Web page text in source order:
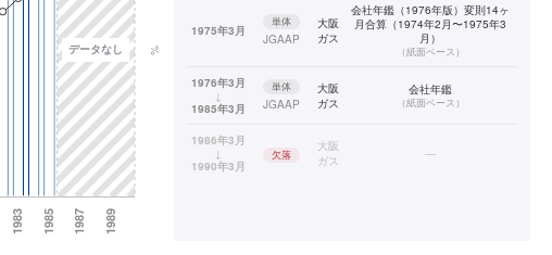
1975年3月
単体
JGAAP
大阪
ガス
会社年鑑（1976年版）変則14ヶ
月合算（1974年2月〜1975年3
月）
（紙面ベース ）
1976年3月
↓
1985年3月
単体
JGAAP
大阪
ガス
会社年鑑
（紙面ベース ）
1986年3月
↓
1990年3月
欠落
大阪
ガス
—